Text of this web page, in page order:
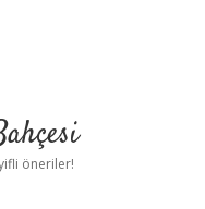
öneriler!